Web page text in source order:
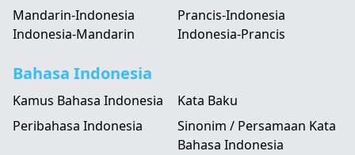
Mandarin-Indonesia
Indonesia-Mandarin
Prancis-Indonesia
Indonesia-Prancis
Bahasa Indonesia
Kamus Bahasa Indonesia
Kata Baku
Peribahasa Indonesia
Sinonim / Persamaan Kata
Bahasa Indonesia